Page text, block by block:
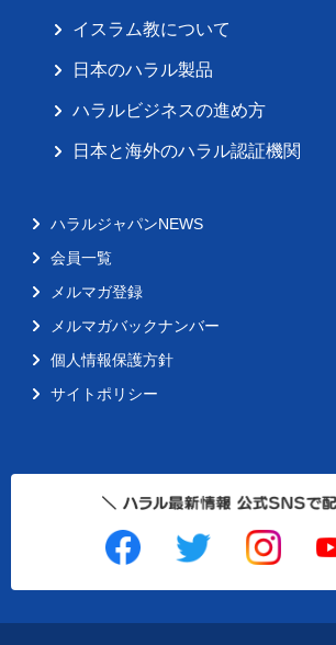
イスラム教について
日本のハラル製品
ハラルビジネスの進め方
日本と海外のハラル認証機関
ハラルジャパンNEWS
会員一覧
メルマガ登録
メルマガバックナンバー
個人情報保護方針
サイトポリシー